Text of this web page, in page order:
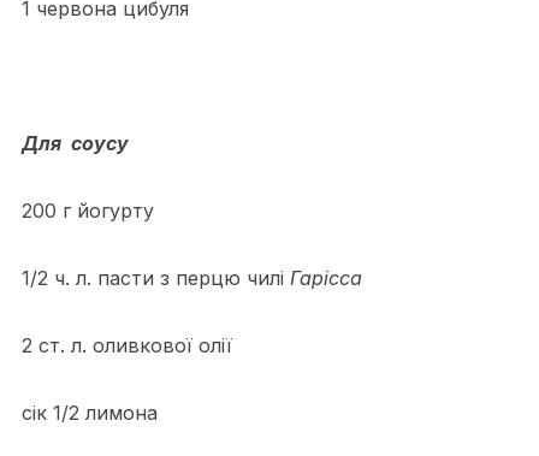
1 червона цибуля
Для соусу
200 г йогурту
1/2 ч. л. пасти з перцю чилі Гарісса
2 ст. л. оливкової олії
сік 1/2 лимона